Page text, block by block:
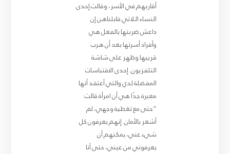
أقاربهم في الأسر، وقالت إحدى
النساء اللاتي قابلناهن إن
داعش ضربتها بالفعل هي
وأفراد أسرتها بعد أن هرب
قريبها وظهر على شاشة
التلفزيون. إحدى الاقتباسات
المفضلة لدي والتي أعتقد أنها
معبرة جدًا هي أن امرأة قالت:
“حتى مع تغطية وجهي، لم
أشعر بالأمان. إنهم يعرفون كل
شيء عني، يمكنهم أن
يعرفوني من عيني، حتى أنا